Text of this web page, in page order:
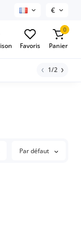
€
Favoris
0
Panier
1/2
Par défaut